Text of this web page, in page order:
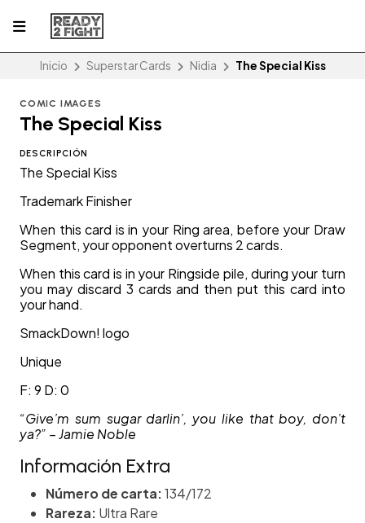
Inicio Superstar Cards Nidia The Special Kiss
COMIC IMAGES
The Special Kiss
DESCRIPCIÓN
The Special Kiss
Trademark Finisher
When this card is in your Ring area, before your Draw
Segment, your opponent overturns 2 cards.
When this card is in your Ringside pile, during your turn
you may discard 3 cards and then put this card into
your hand.
SmackDown! logo
Unique
F: 9 D: 0
“Give’m sum sugar darlin’, you like that boy, don’t
ya?” – Jamie Noble
Información Extra
Número de carta:134/172
Rareza: Ultra Rare